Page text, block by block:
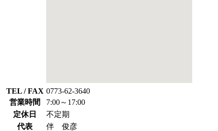
TEL / FAX 0773-62-3640
営業時間
7:00～17:00
定休日
不定期
代表
伴 俊彦